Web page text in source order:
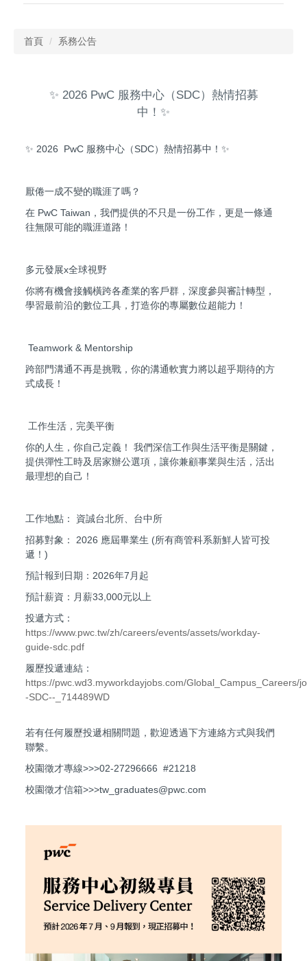
首頁 系務公告
✨ 2026 PwC 服務中心（SDC）熱情招募
中！✨
✨ 2026 PwC 服務中心（SDC）熱情招募中！✨
厭倦一成不變的職涯了嗎？
在 PwC Taiwan，我們提供的不只是一份工作，更是一條通
往無限可能的職涯道路！
多元發展x全球視野
你將有機會接觸橫跨各產業的客戶群，深度參與審計轉型，
學習最前沿的數位工具，打造你的專屬數位超能力！
Teamwork & Mentorship
跨部門溝通不再是挑戰，你的溝通軟實力將以超乎期待的方
式成長！
工作生活，完美平衡
你的人生，你自己定義！ 我們深信工作與生活平衡是關鍵，
提供彈性工時及居家辦公選項，讓你兼顧事業與生活，活出
最理想的自己！
工作地點： 資誠台北所、台中所
招募對象： 2026 應屆畢業生 (所有商管科系新鮮人皆可投
遞！)
預計報到日期：2026年7月起
預計薪資：月薪33,000元以上
投遞方式：
https://www.pwc.tw/zh/careers/events/assets/workday-
guide-sdc.pdf
履歷投遞連結：
https://pwc.wd3.myworkdayjobs.com/Global_Campus_Careers/
-SDC--_714489WD
若有任何履歷投遞相關問題，歡迎透過下方連絡方式與我們
聯繫。
校園徵才專線>>>02-27296666 #21218
校園徵才信箱>>>tw_graduates@pwc.com